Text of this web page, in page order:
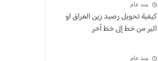
منذ عام
كيفية تحويل رصيد زين العراق او
اثير من خط إلى خط آخر
منذ عام